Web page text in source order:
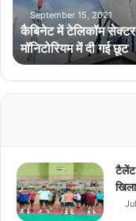
कॉ
म
क्ट
र
रा
त
-
1
September 15, 2021
कैबिनेट में टेलिकॉम
मॉनिटोरियम में दी गई छूट
टैलेंट